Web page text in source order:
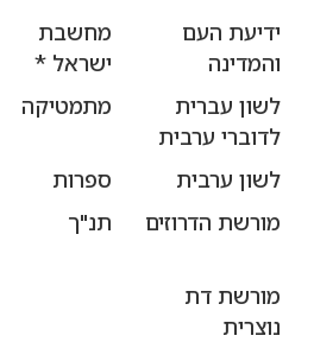
ידיעת העם
והמדינה
מחשבת
ישראל *
לשון עברית
לדוברי ערבית
מתמטיקה
לשון ערבית
ספרות
מורשת הדרוזים תנ"ך
מורשת דת
נוצרית